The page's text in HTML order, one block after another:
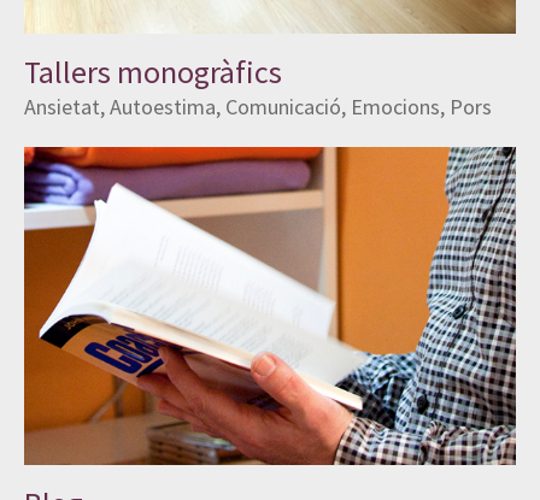
Tallers monogràfics
Ansietat, Autoestima, Comunicació, Emocions, Pors